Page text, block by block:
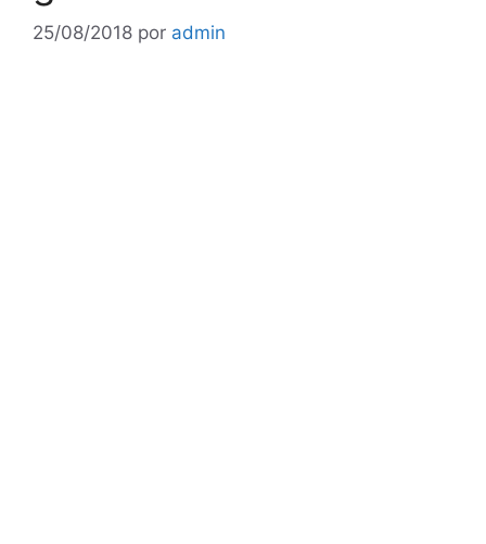
25/08/2018 por admin